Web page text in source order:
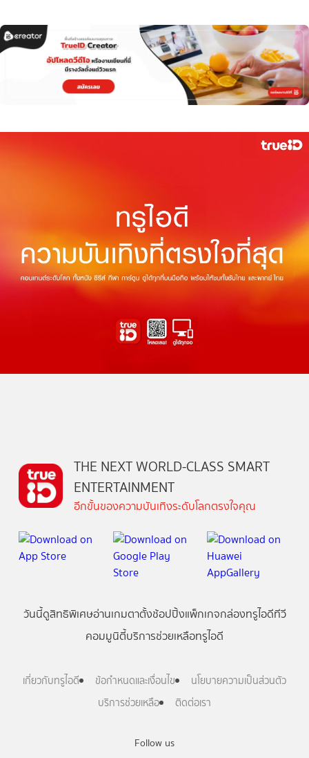
Follow us
THE NEXT WORLD-CLASS SMART
ENTERTAINMENT
อีกขั้นของความบันเทิงระดับโลกตรงใจคุณ
วันนี้ดูสิทธิพิเศษอ่านเกมตาตั้งช้อปปิ้งแพ็กเกจกล่องทรูไอดีทีวี
คอมมูนิตี้บริการช่วยเหลือทรูไอดี
เกี่ยวกับทรูไอดี ข้อกำหนดและเงื่อนไข
นโยบายความเป็นส่วนตัว
บริการช่วยเหลือ
ติดต่อเรา